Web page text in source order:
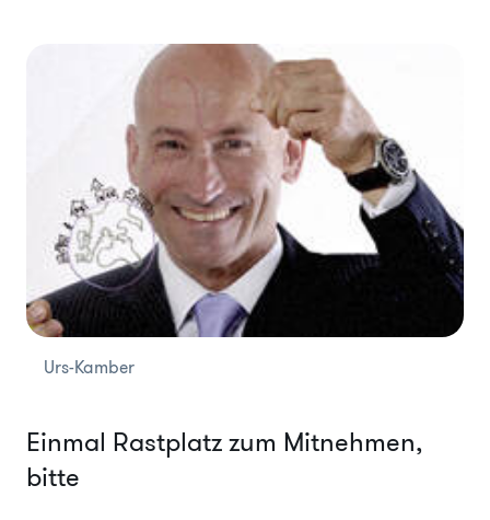
Urs-Kamber
Einmal Rastplatz zum Mitnehmen,
bitte